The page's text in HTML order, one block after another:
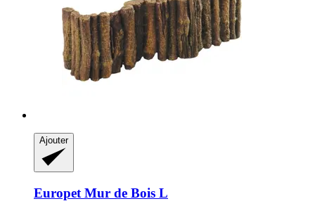
Ajouter
Europet Mur de Bois L